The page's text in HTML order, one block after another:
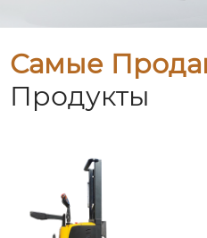
Самые
Продукты